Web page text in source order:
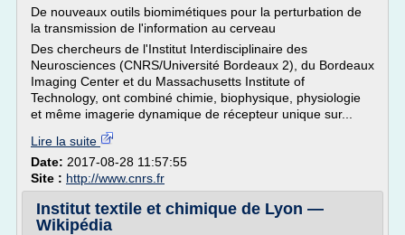
De nouveaux outils biomimétiques pour la perturbation de
la transmission de l'information au cerveau
Des chercheurs de l'Institut Interdisciplinaire des
Neurosciences (CNRS/Université Bordeaux 2), du Bordeaux
Imaging Center et du Massachusetts Institute of
Technology, ont combiné chimie, biophysique, physiologie
et même imagerie dynamique de récepteur unique sur...
Lire la suite
Date: 2017-08-28 11:57:55
Site : http://www.cnrs.fr
Institut textile et chimique de Lyon —
Wikipédia